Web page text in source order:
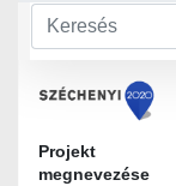
Modultervek
Projekt
megnevezése